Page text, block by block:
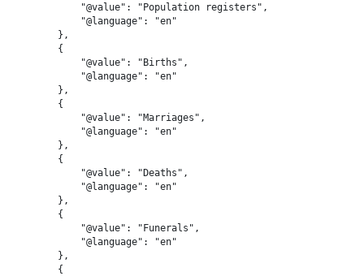
            "@value": "Population registers",
            "@language": "en"
        },
        {
            "@value": "Births",
            "@language": "en"
        },
        {
            "@value": "Marriages",
            "@language": "en"
        },
        {
            "@value": "Deaths",
            "@language": "en"
        },
        {
            "@value": "Funerals",
            "@language": "en"
        },
        {